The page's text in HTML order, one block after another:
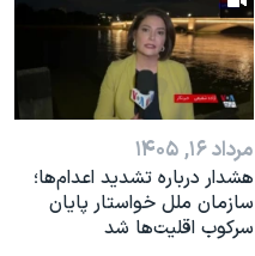
مرداد ۱۶, ۱۴۰۵
هشدار درباره تشدید اعدام‌ها؛
سازمان ملل خواستار پایان
سرکوب اقلیت‌ها شد